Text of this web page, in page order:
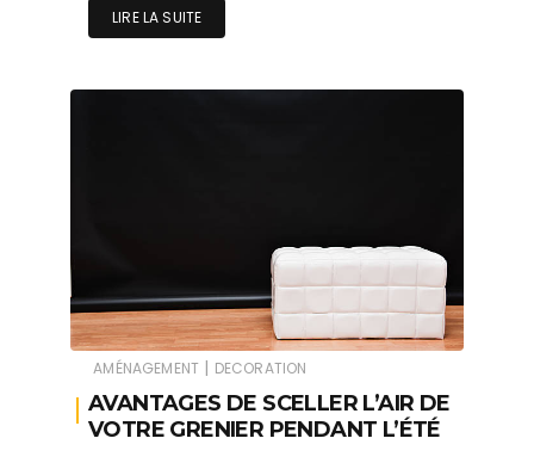
LIRE LA SUITE
AMÉNAGEMENT | DECORATION
AVANTAGES DE SCELLER L’AIR DE
VOTRE GRENIER PENDANT L’ÉTÉ